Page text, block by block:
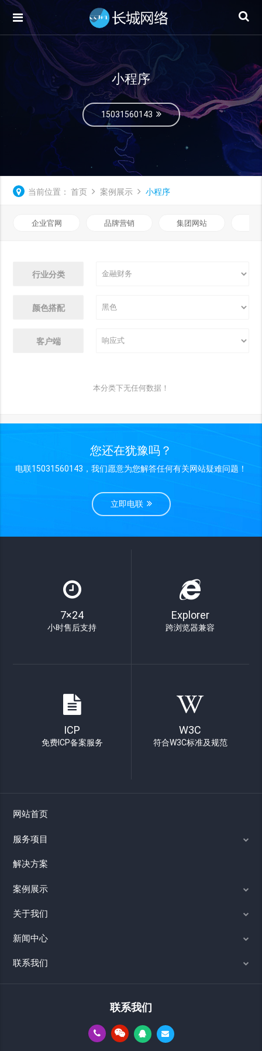
小程序
15031560143
当前位置： 首页 案例展示 小程序
企业官网 品牌营销 集团网站
行业分类
颜色搭配
客户端
本分类下无任何数据！
您还在犹豫吗？
电联15031560143，我们愿意为您解答任何有关网站疑难问题！
立即电联
7×24
小时售后支持
Explorer
跨浏览器兼容
ICP
免费ICP备案服务
W3C
符合W3C标准及规范
网站首页
服务项目
解决方案
案例展示
关于我们
新闻中心
联系我们
联系我们